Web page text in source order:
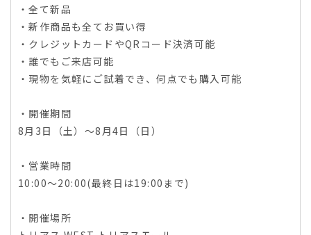
・全て新品
・新作商品も全てお買い得
・クレジットカードやQRコード決済可能
・誰でもご来店可能
・現物を気軽にご試着でき、何点でも購入可能
・開催期間
8月3日（土）～8月4日（日）
・営業時間
10:00～20:00(最終日は19:00まで)
・開催場所